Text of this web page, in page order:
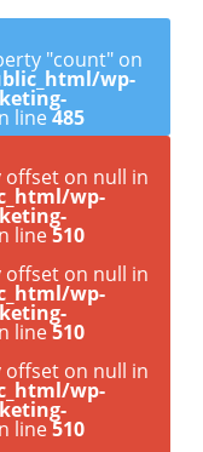
"count" on
wp-
line485
offset on null in
wp-
line510
offset on null in
wp-
line510
offset on null in
wp-
line510